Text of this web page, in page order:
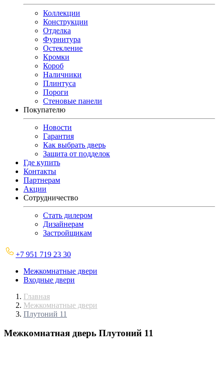
Коллекции
Конструкции
Отделка
Фурнитура
Остекление
Кромки
Короб
Наличники
Плинтуса
Пороги
Стеновые панели
Покупателю
Новости
Гарантия
Как выбрать дверь
Защита от подделок
Где купить
Контакты
Партнерам
Акции
Сотрудничество
Стать дилером
Дизайнерам
Застройщикам
+7 951 719 23 30
Межкомнатные двери
Входные двери
Главная
Межкомнатные двери
Плутоний 11
Межкомнатная дверь Плутоний 11